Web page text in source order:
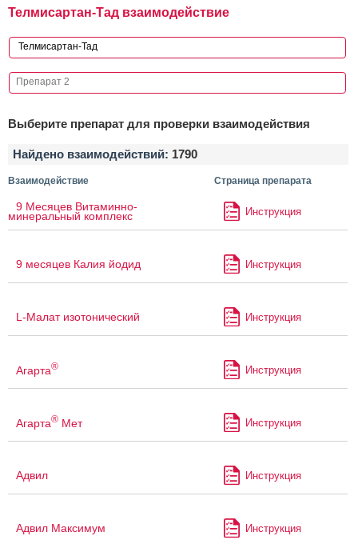
Телмисартан-Тад взаимодействие
Выберите препарат для проверки взаимодействия
Найдено взаимодействий: 1790
Взаимодействие Страница препарата
9 Месяцев Витаминно-
минеральный комплекс Инструкция
9 месяцев Калия йодид Инструкция
L-Малат изотонический Инструкция
Агарта® Инструкция
Агарта® Мет Инструкция
Адвил Инструкция
Адвил Максимум Инструкция